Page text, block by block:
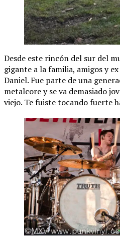
Desde este rincón del sur del
gigante a la familia, amigos y
Daniel. Fue parte de una
metalcore y se va demasiado
viejo. Te fuiste tocando fuerte